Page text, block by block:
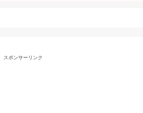
スポンサーリンク